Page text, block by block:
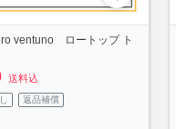
ventuno ロートップ ト
送料込
返品補償